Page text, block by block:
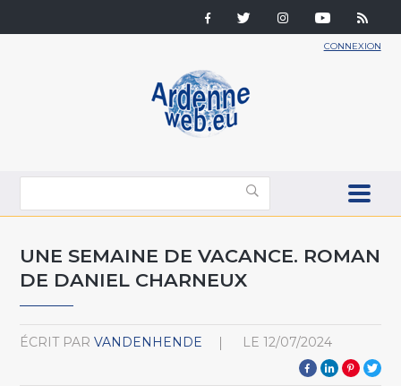
CONNEXION
UNE SEMAINE DE VACANCE. ROMAN
DE DANIEL CHARNEUX
ÉCRIT PAR VANDENHENDE LE 12/07/2024